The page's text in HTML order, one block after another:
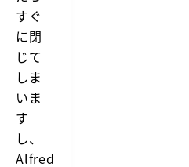
すぐ
に閉
じて
しま
いま
す
し、
Alfred